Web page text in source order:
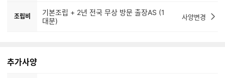
조립비
기본조립 + 2년 전국 무상 방문 출장AS (1
대분)
사양변경
추가사양